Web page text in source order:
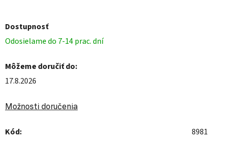
Dostupnosť
Odosielame do 7-14 prac. dní
Môžeme doručiť do:
17.8.2026
Možnosti doručenia
Kód: 8981